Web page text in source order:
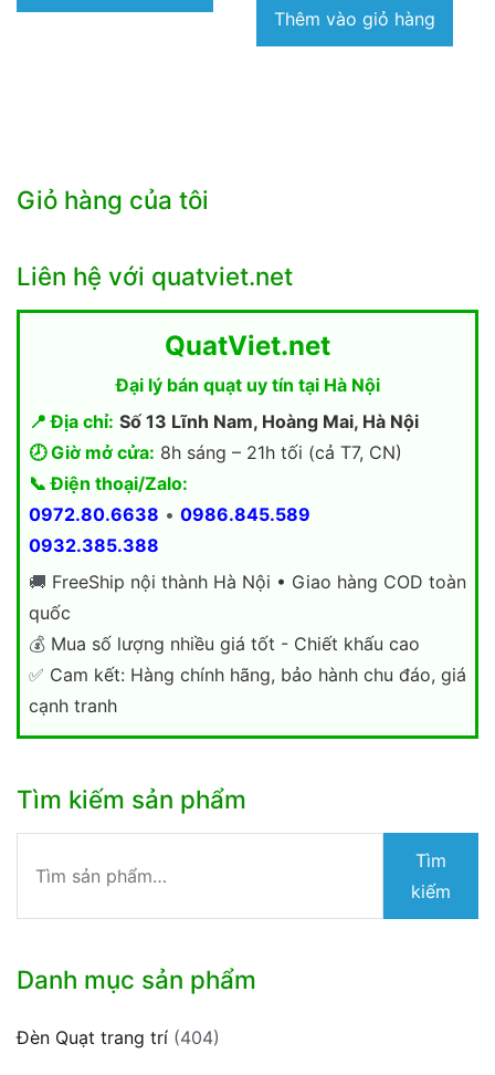
8.800.000₫.
tại
là:
Thêm vào giỏ hàng
Giỏ hàng của tôi
Liên hệ với quatviet.net
QuatViet.net
Đại lý bán quạt uy tín tại Hà Nội
📍 Địa chỉ: Số 13 Lĩnh Nam, Hoàng Mai, Hà Nội
🕗 Giờ mở cửa: 8h sáng – 21h tối (cả T7, CN)
📞 Điện thoại/Zalo:
0972.80.6638 • 0986.845.589
0932.385.388
🚚 FreeShip nội thành Hà Nội • Giao hàng COD toàn
quốc
💰 Mua số lượng nhiều giá tốt - Chiết khấu cao
✅ Cam kết: Hàng chính hãng, bảo hành chu đáo, giá
cạnh tranh
Tìm kiếm sản phẩm
kiếm:
Tìm
kiếm
Danh mục sản phẩm
Đèn Quạt trang trí (404)